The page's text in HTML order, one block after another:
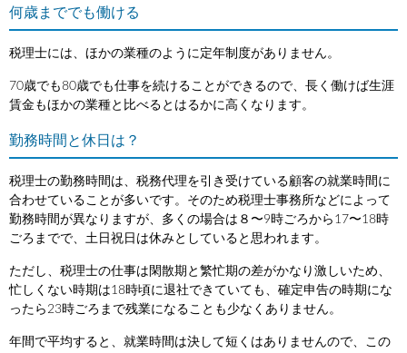
何歳まででも働ける
税理士には、ほかの業種のように定年制度がありません。
70歳でも80歳でも仕事を続けることができるので、長く働けば生涯
賃金もほかの業種と比べるとはるかに高くなります。
勤務時間と休日は？
税理士の勤務時間は、税務代理を引き受けている顧客の就業時間に
合わせていることが多いです。そのため税理士事務所などによって
勤務時間が異なりますが、多くの場合は８〜9時ごろから17〜18時
ごろまでで、土日祝日は休みとしていると思われます。
ただし、税理士の仕事は閑散期と繁忙期の差がかなり激しいため、
忙しくない時期は18時頃に退社できていても、確定申告の時期にな
ったら23時ごろまで残業になることも少なくありません。
年間で平均すると、就業時間は決して短くはありませんので、この